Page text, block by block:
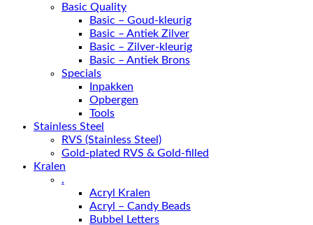
Basic Quality
Basic – Goud-kleurig
Basic – Antiek Zilver
Basic – Zilver-kleurig
Basic – Antiek Brons
Specials
Inpakken
Opbergen
Tools
Stainless Steel
RVS (Stainless Steel)
Gold-plated RVS & Gold-filled
Kralen
.
Acryl Kralen
Acryl – Candy Beads
Bubbel Letters